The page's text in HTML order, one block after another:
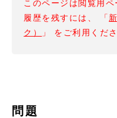
このページは閲覧用ペ
履歴を残すには、 「
ク）
」 をご利用くださ
問題